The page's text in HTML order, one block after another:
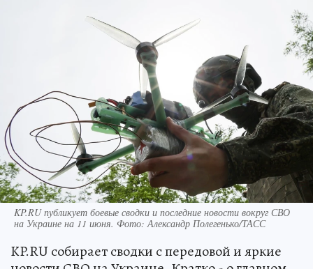
KP.RU публикует боевые сводки и последние новости вокруг СВО
на Украине на 11 июня. Фото: Александр Полегенько/ТАСС
KP.RU собирает сводки с передовой и яркие